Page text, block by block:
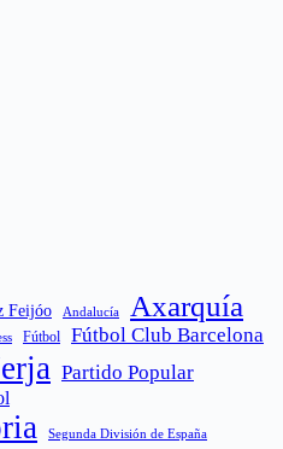
Feijóo Andalucía Axarquía
Fútbol Fútbol Club Barcelona
Partido Popular
Segunda División de España